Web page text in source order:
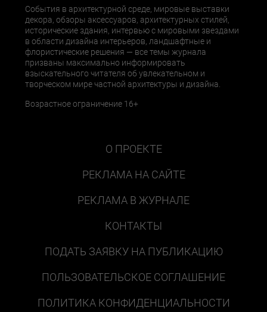
События в архитектурной среде, мировые выставки
декора, обзоры аксессуаров, архитектурных стилей,
исторические здания, интервью с мировыми звездами
в области дизайна интерьеров, ландшафтные и
флористические решения — все темы журнала
призваны максимально информировать
взыскательного читателя об увлекательном и
творческом мире частной архитектуры и дизайна.
Возрастное ограничение 16+
О ПРОЕКТЕ
РЕКЛАМА НА САЙТЕ
РЕКЛАМА В ЖУРНАЛЕ
КОНТАКТЫ
ПОДАТЬ ЗАЯВКУ НА ПУБЛИКАЦИЮ
ПОЛЬЗОВАТЕЛЬСКОЕ СОГЛАШЕНИЕ
ПОЛИТИКА КОНФИДЕНЦИАЛЬНОСТИ